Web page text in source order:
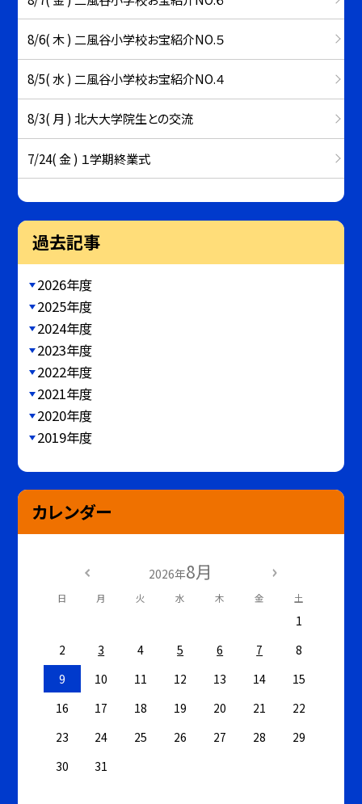
8/6( 木 ) 二風谷小学校お宝紹介NO.５
8/5( 水 ) 二風谷小学校お宝紹介NO.４
8/3( 月 ) 北大大学院生との交流
7/24( 金 ) １学期終業式
過去記事
2026年度
2025年度
2024年度
2023年度
2022年度
2021年度
2020年度
2019年度
カレンダー
2026年8月
日 月 火 水 木 金 土
1
2
3 4 5 6 7
8
9
10 11 12 13 14
15
16
17 18 19 20 21
22
23
24 25 26 27 28
29
30
31